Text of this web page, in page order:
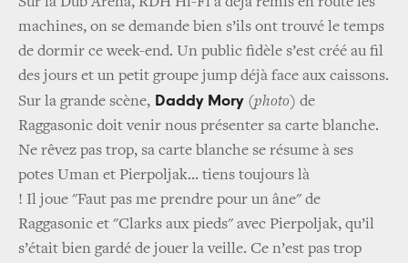
machines, on se demande bien s’ils ont trouvé le temps
de dormir ce week-end. Un public fidèle s’est créé au fil
des jours et un petit groupe jump déjà face aux caissons.
Sur la grande scène, Daddy Mory (photo) de
Raggasonic doit venir nous présenter sa carte blanche.
Ne rêvez pas trop, sa carte blanche se résume à ses
potes Uman et Pierpoljak... tiens toujours là
! Il joue "Faut pas me prendre pour un âne" de
Raggasonic et "Clarks aux pieds" avec Pierpoljak, qu’il
s’était bien gardé de jouer la veille. Ce n’est pas trop